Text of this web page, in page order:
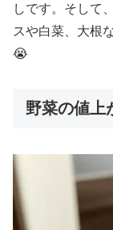
しです。そして
スや白菜、大根
😭
野菜の値上